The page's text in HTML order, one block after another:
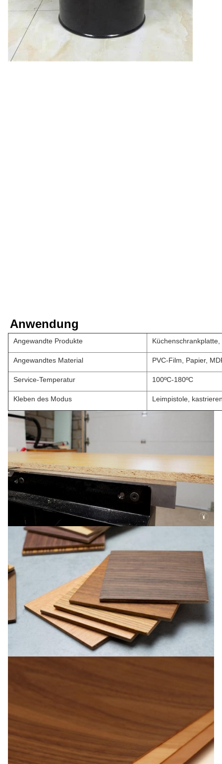
Anwendung
Angewandte Produkte
Angewandtes Material PVC-Film, Papier,
Service-Temperatur 100ºC-180ºC
Kleben des Modus Leimpistole,